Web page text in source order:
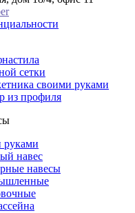
сетки
своими руками
из профиля
руками
навес
навесы